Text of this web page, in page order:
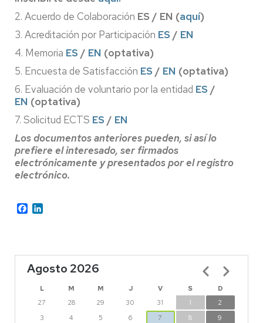
2. Acuerdo de Colaboración ES / EN (aquí)
3. Acreditación por Participación ES / EN
4. Memoria ES / EN (optativa)
5. Encuesta de Satisfacción ES / EN (optativa)
6. Evaluación de voluntario por la entidad ES /
EN (optativa)
7. Solicitud ECTS ES / EN
Los documentos anteriores pueden, si así lo
prefiere el interesado, ser firmados
electrónicamente y presentados por el registro
electrónico.
Facebook
Agosto 2026
L M M J V S
D
27
28 29 30 31 1
2
3
4 5 6 7 8
9
Paginación